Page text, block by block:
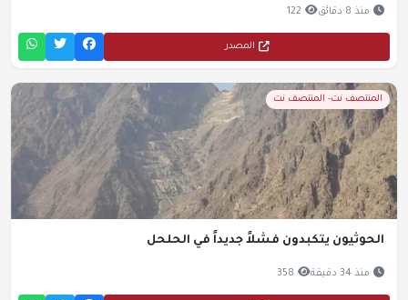
منذ 8 دقائق 122
المصدر
المنتصف نت- المنتصف نت
الحوثيون يتكبدون فشلاً جديداً في الحلحل
منذ 34 دقيقة 358